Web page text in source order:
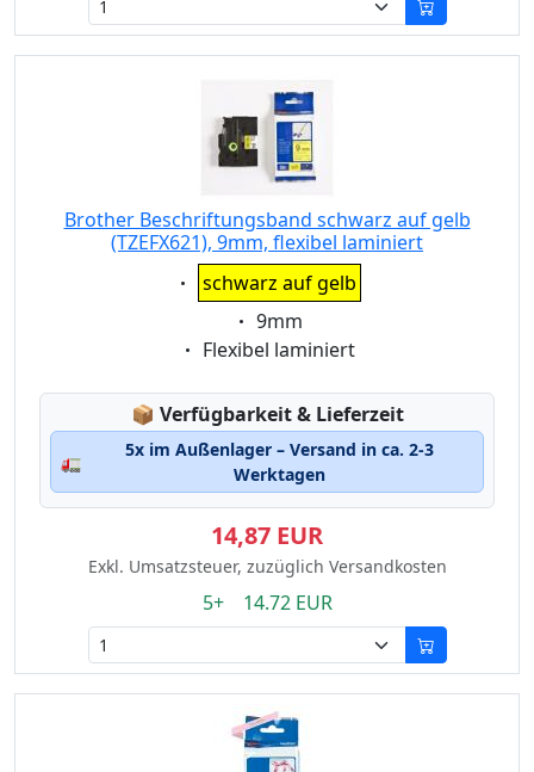
Brother Beschriftungsband schwarz auf gelb
(TZEFX621), 9mm, flexibel laminiert
Eigenschaft:
schwarz auf gelb
Eigenschaft:
9mm
Eigenschaft:
Flexibel laminiert
📦 Lagerstatus:
Verfügbarkeit & Lieferzeit
🚛
5x im Außenlager – Versand in ca. 2-3
Werktagen
14,87 EUR
Exkl. Umsatzsteuer, zuzüglich Versandkosten
5+ 14.72 EUR